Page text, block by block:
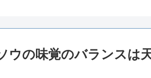
ウの味覚のバランスは